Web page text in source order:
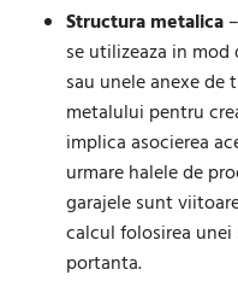
Structura metalica
se utilizeaza in
sau unele anexe de
metalului pentru
implica asocierea
urmare halele de
garajele sunt
calcul folosirea
portanta.